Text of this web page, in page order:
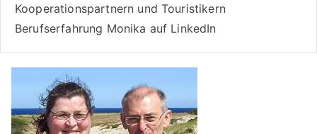
Kooperationspartnern und Touristikern
Berufserfahrung Monika auf LinkedIn